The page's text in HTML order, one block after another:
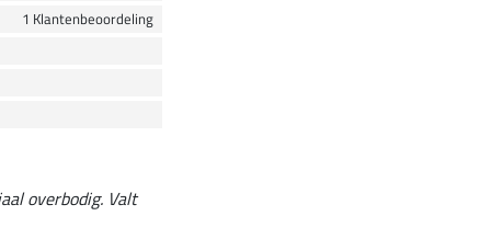
1 Klantenbeoordeling
overbodig. Valt